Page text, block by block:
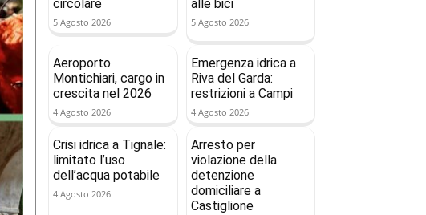
circolare
5 Agosto 2026
alle bici
5 Agosto 2026
Aeroporto
Montichiari, cargo in
crescita nel 2026
4 Agosto 2026
Emergenza idrica a
Riva del Garda:
restrizioni a Campi
4 Agosto 2026
Crisi idrica a Tignale:
limitato l’uso
dell’acqua potabile
4 Agosto 2026
Arresto per
violazione della
detenzione
domiciliare a
Castiglione